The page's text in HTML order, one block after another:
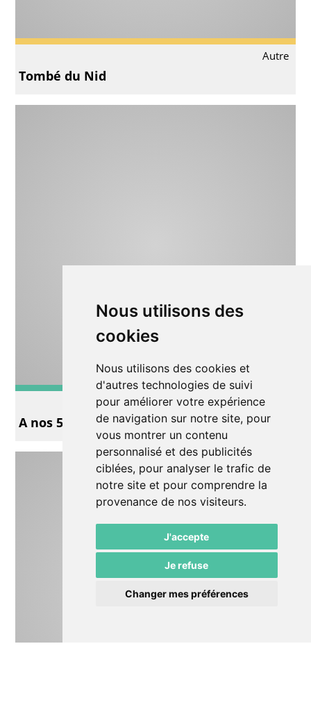
Nous utilisons des
cookies
Nous utilisons des cookies et
d'autres technologies de suivi
pour améliorer votre expérience
de navigation sur notre site, pour
vous montrer un contenu
personnalisé et des publicités
ciblées, pour analyser le trafic de
notre site et pour comprendre la
provenance de nos visiteurs.
J'accepte
Je refuse
Changer mes préférences
Autre
Tombé du Nid
Autre
A nos 50 prochaines années